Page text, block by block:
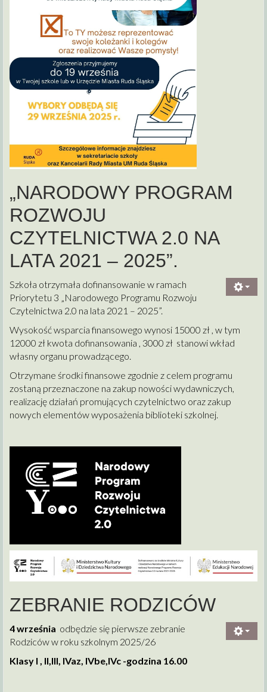
„NARODOWY PROGRAM
ROZWOJU
CZYTELNICTWA 2.0 NA
LATA 2021 – 2025”.
Szkoła otrzymała dofinansowanie w ramach
Priorytetu 3 „Narodowego Programu Rozwoju
Czytelnictwa 2.0 na lata 2021 – 2025”.
Wysokość wsparcia finansowego wynosi 15000 zł , w tym
12000 zł kwota dofinansowania , 3000 zł stanowi wkład
własny organu prowadzącego.
Otrzymane środki finansowe zgodnie z celem programu
zostaną przeznaczone na zakup nowości wydawniczych,
realizację działań promujących czytelnictwo oraz zakup
nowych elementów wyposażenia biblioteki szkolnej.
ZEBRANIE RODZICÓW
4 września odbędzie się pierwsze zebranie
Rodziców w roku szkolnym 2025/26
Klasy I , II,III, IVaz, IVbe,IVc -godzina 16.00